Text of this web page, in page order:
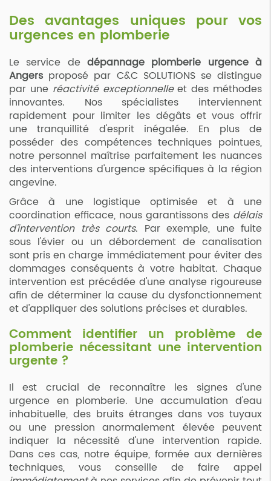
Des avantages uniques pour vos
urgences en plomberie
Le service de dépannage plomberie urgence à
Angersproposé par C&C SOLUTIONS se distingue
par une réactivité exceptionnelleet des méthodes
innovantes. Nos spécialistes interviennent
rapidement pour limiter les dégâts et vous offrir
une tranquillité d'esprit inégalée. En plus de
posséder des compétences techniques pointues,
notre personnel maîtrise parfaitement les nuances
des interventions d'urgence spécifiques à la région
angevine.
Grâce à une logistique optimisée et à une
coordination efficace, nous garantissons des délais
d'intervention très courts. Par exemple, une fuite
sous l'évier ou un débordement de canalisation
sont pris en charge immédiatement pour éviter des
dommages conséquents à votre habitat. Chaque
intervention est précédée d'une analyse rigoureuse
afin de déterminer la cause du dysfonctionnement
et d'appliquer des solutions précises et durables.
Comment identifier un problème de
plomberie nécessitant une intervention
urgente ?
Il est crucial de reconnaître les signes d'une
urgence en plomberie. Une accumulation d'eau
inhabituelle, des bruits étranges dans vos tuyaux
ou une pression anormalement élevée peuvent
indiquer la nécessité d'une intervention rapide.
Dans ces cas, notre équipe, formée aux dernières
techniques, vous conseille de faire appel